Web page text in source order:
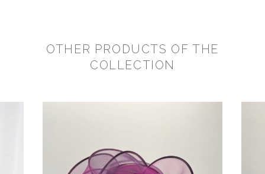
OTHER PRODUCTS OF THE
COLLECTION